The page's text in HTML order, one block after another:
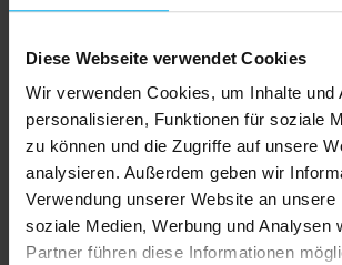
Diese Webseite verwendet Cookies
Wir verwenden Cookies, um Inhalte und
personalisieren, Funktionen für soziale
zu können und die Zugriffe auf unsere
analysieren. Außerdem geben wir
Verwendung unserer Website an unsere
soziale Medien, Werbung und Analysen
Partner führen diese Informationen
Sofort verfügbar, Lieferzeit: 4
Lieferung erhalten!
Deutschland 4 Werktage, EU Länder
Werktage, Schweiz plus 2-3
Druckauswählen
ohne Druck
Vorder- und